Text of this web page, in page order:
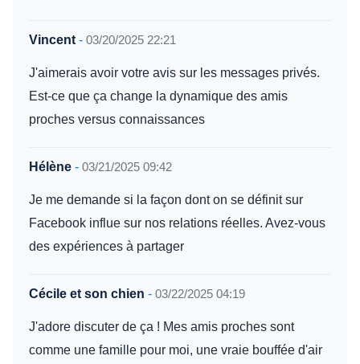
Vincent - 03/20/2025 22:21
J'aimerais avoir votre avis sur les messages privés.
Est-ce que ça change la dynamique des amis
proches versus connaissances
Hélène - 03/21/2025 09:42
Je me demande si la façon dont on se définit sur
Facebook influe sur nos relations réelles. Avez-vous
des expériences à partager
Cécile et son chien - 03/22/2025 04:19
J'adore discuter de ça ! Mes amis proches sont
comme une famille pour moi, une vraie bouffée d'air